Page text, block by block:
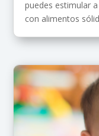
puedes estimular
con alimentos